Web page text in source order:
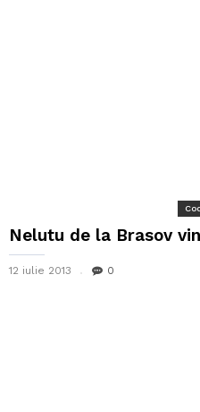
Nelutu de la Brasov
12 iulie 2013 0